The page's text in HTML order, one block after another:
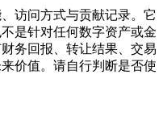
访问方式与贡献记录。它
是针对任何数字资产或金
务回报、转让结果、交易
价值。请自行判断是否使